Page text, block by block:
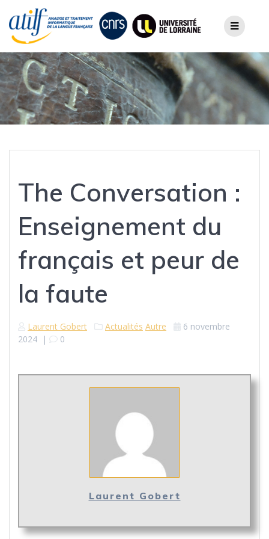
content
The Conversation :
Enseignement du
français et peur de
la faute
Laurent Gobert Actualités Autre
6 novembre
2024 | 0
Laurent Gobert